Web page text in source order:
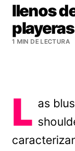
llenos
1 MIN DE LECTURA
L as